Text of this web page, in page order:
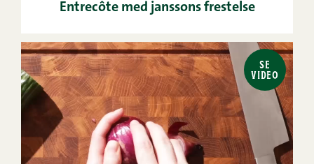
Entrecôte med janssons frestelse
SE
VIDEO